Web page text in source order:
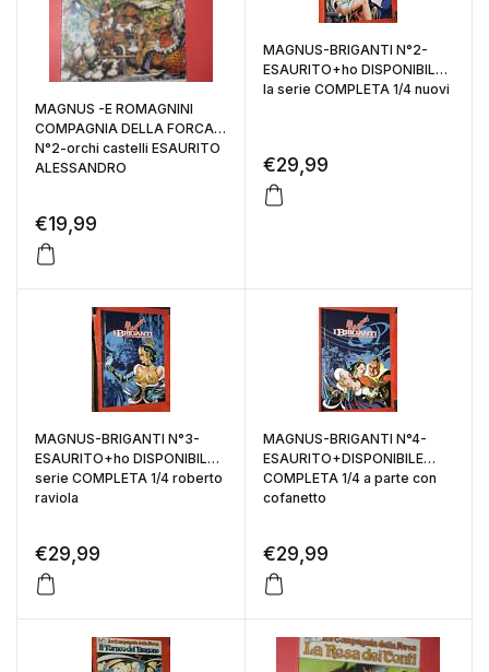
MAGNUS -E ROMAGNINI
COMPAGNIA DELLA FORCA
N°2-orchi castelli ESAURITO
ALESSANDRO
€19,99
MAGNUS-BRIGANTI N°2-
ESAURITO+ho DISPONIBILE
la serie COMPLETA 1/4 nuovi
€29,99
MAGNUS-BRIGANTI N°3-
ESAURITO+ho DISPONIBILE
serie COMPLETA 1/4 roberto
raviola
€29,99
MAGNUS-BRIGANTI N°4-
ESAURITO+DISPONIBILE
COMPLETA 1/4 a parte con
cofanetto
€29,99